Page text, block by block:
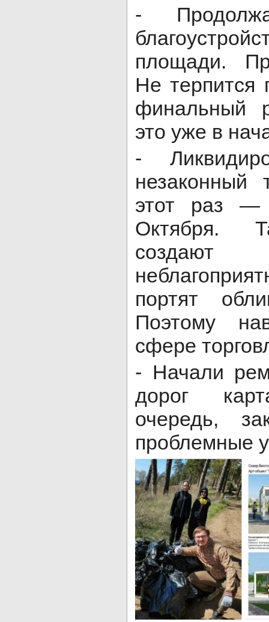
-
площади.
Не терпится
финальный
это уже в
-
незаконный
этот раз
Октября.
создают
портят
Поэтому
сфере
- Начали
дорог
очередь,
проблемные